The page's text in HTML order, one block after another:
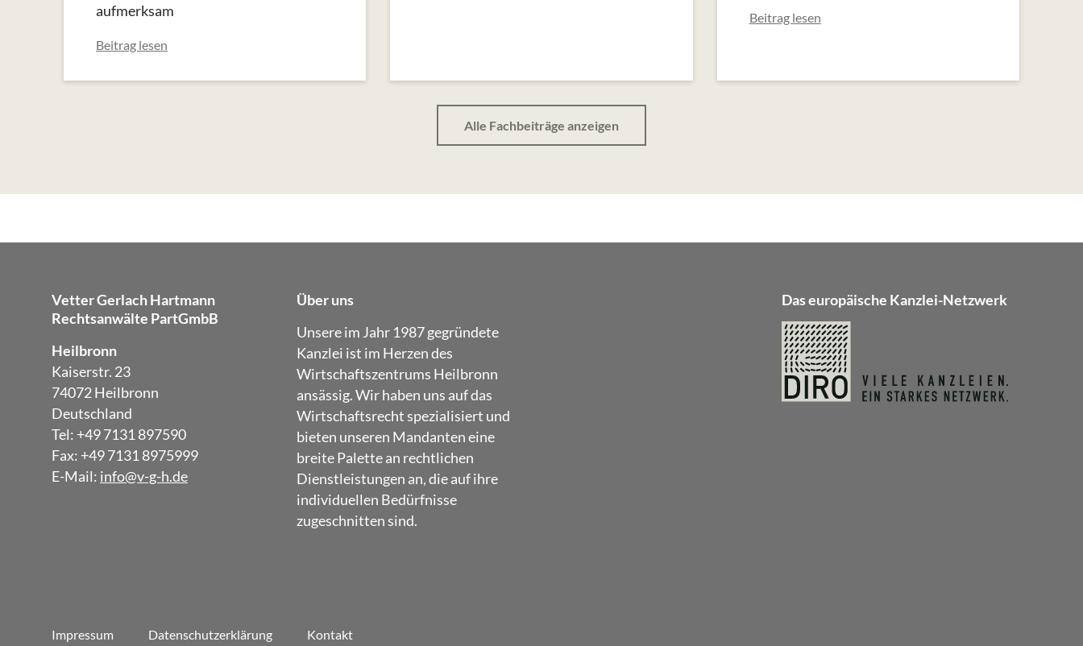
aufmerksam
Beitrag lesen
Beitrag lesen
Alle Fachbeiträge anzeigen
Vetter Gerlach Hartmann
Rechtsanwälte PartGmbB
Heilbronn
Kaiserstr. 23
74072 Heilbronn
Deutschland
Tel: +49 7131 897590
Fax: +49 7131 8975999
E-Mail: info@v-g-h.de
Über uns
Unsere im Jahr 1987 gegründete
Kanzlei ist im Herzen des
Wirtschaftszentrums Heilbronn
ansässig. Wir haben uns auf das
Wirtschaftsrecht spezialisiert und
bieten unseren Mandanten eine
breite Palette an rechtlichen
Dienstleistungen an, die auf ihre
individuellen Bedürfnisse
zugeschnitten sind.
Das europäische Kanzlei-Netzwerk
Impressum Datenschutzerklärung Kontakt